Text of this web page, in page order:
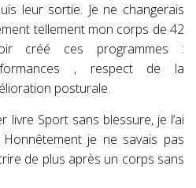
leur sortie. Je ne changerais
tellement mon corps de 42
créé ces programmes :
, respect de la
posturale.
livre Sport sans blessure, je l’ai
je ne savais pas
de plus après un corps sans